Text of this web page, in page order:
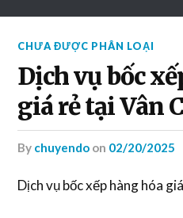
CHƯA ĐƯỢC PHÂN LOẠI
Dịch vụ bốc
giá rẻ tại Vân
by chuyendo on 02/20/2025
Dịch vụ bốc xếp hàng hóa